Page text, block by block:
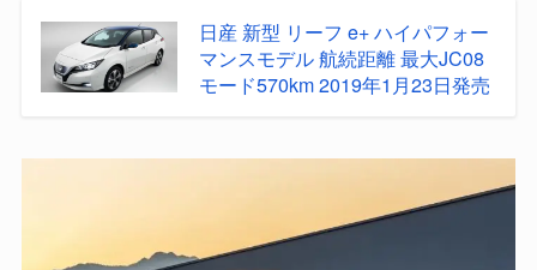
日産 新型 リーフ e+ ハイパフォー
マンスモデル 航続距離 最大JC08
モード570km 2019年1月23日発売